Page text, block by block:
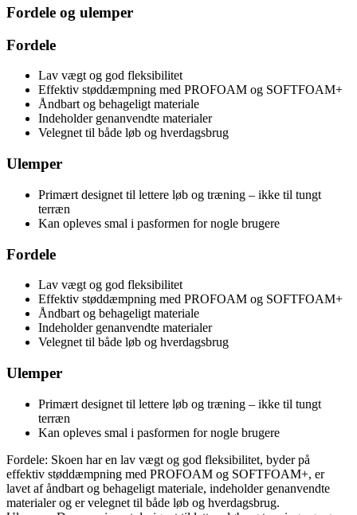
Fordele og ulemper
Fordele
Lav vægt og god fleksibilitet
Effektiv støddæmpning med PROFOAM og SOFTFOAM+
Åndbart og behageligt materiale
Indeholder genanvendte materialer
Velegnet til både løb og hverdagsbrug
Ulemper
Primært designet til lettere løb og træning – ikke til tungt
terræn
Kan opleves smal i pasformen for nogle brugere
Fordele
Lav vægt og god fleksibilitet
Effektiv støddæmpning med PROFOAM og SOFTFOAM+
Åndbart og behageligt materiale
Indeholder genanvendte materialer
Velegnet til både løb og hverdagsbrug
Ulemper
Primært designet til lettere løb og træning – ikke til tungt
terræn
Kan opleves smal i pasformen for nogle brugere
Fordele: Skoen har en lav vægt og god fleksibilitet, byder på
effektiv støddæmpning med PROFOAM og SOFTFOAM+, er
lavet af åndbart og behageligt materiale, indeholder genanvendte
materialer og er velegnet til både løb og hverdagsbrug.